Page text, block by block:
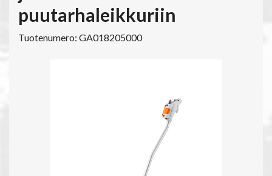
puutarhaleikkuriin
Tuotenumero: GA018205000